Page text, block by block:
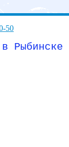
50
Рыбинске